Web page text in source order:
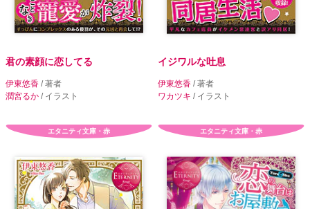
君の素顔に恋してる
伊東悠香 / 著者
潤宮るか / イラスト
イジワルな吐息
伊東悠香 / 著者
ワカツキ / イラスト
エタニティ文庫・赤 エタニティ文庫・赤